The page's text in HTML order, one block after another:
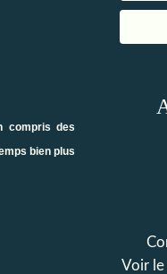
compris des
bien plus
Voir